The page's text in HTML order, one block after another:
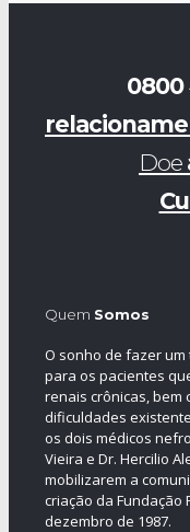
0800
Doe
Quem Somos
O sonho de fazer
para os pacientes
renais crônicas, bem
dificuldades
os dois médicos
Vieira e Dr. Hercilio
mobilizarem a
criação da Fundação
dezembro de 1987.